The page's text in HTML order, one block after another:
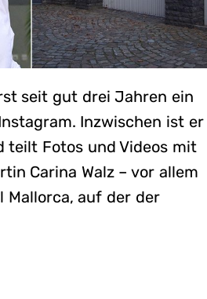
seit gut drei Jahren ein
Inzwischen ist er
teilt Fotos und Videos mit
Carina Walz – vor allem
Mallorca, auf der der